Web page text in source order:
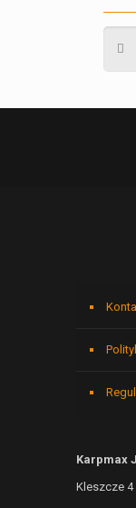
Karpmax
Kleszcze 4